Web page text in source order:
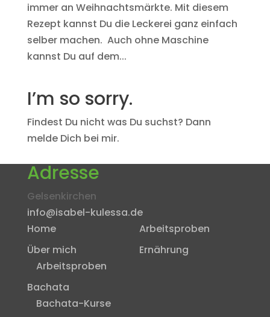
immer an Weihnachtsmärkte. Mit diesem
Rezept kannst Du die Leckerei ganz einfach
selber machen. Auch ohne Maschine
kannst Du auf dem...
I’m so sorry.
Findest Du nicht was Du suchst? Dann
melde Dich bei mir.
Adresse
Gelsenkirchen
info@isabel-kulessa.de
Home
Über mich
Arbeitsproben
Bachata
Bachata-Kurse
Arbeitsproben
Ernährung